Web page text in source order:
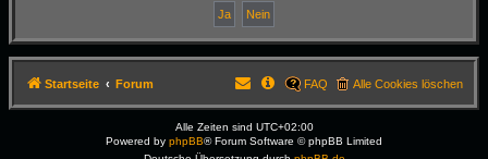
Startseite Forum Alle Cookies löschen
FAQ
Alle Zeiten sind UTC+02:00
Powered by phpBB® Forum Software © phpBB Limited